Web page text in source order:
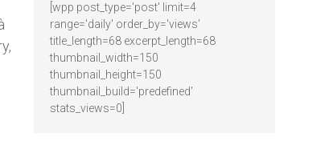
[wpp post_type='post' limit=4
range='daily' order_by='views'
title_length=68 excerpt_length=68
thumbnail_width=150
thumbnail_height=150
thumbnail_build='predefined'
stats_views=0]